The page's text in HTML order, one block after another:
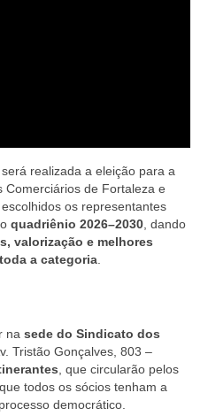
, será realizada a eleição para a
Comerciários de Fortaleza e
os representantes
quadriênio 2026–2030 , dando
valorização e melhores
a categoria
na sede do Sindicato dos
Tristão Gonçalves, 803 –
, que circularão pelos
todos os sócios tenham a
democrático.